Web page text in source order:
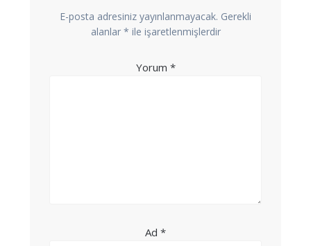
E-posta adresiniz yayınlanmayacak. Gerekli
alanlar * ile işaretlenmişlerdir
Yorum *
Ad *